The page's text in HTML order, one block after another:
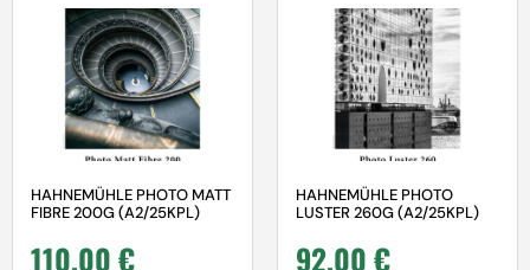
HAHNEMÜHLE PHOTO MATT
FIBRE 200G (A2/25KPL)
110,00€
HAHNEMÜHLE PHOTO
LUSTER 260G (A2/25KPL)
92,00€